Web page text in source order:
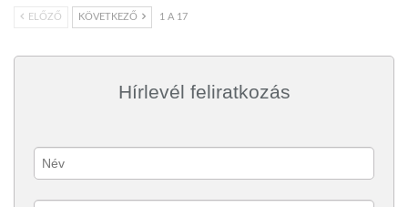
ELŐZŐ KÖVETKEZŐ 1 A 17
Hírlevél feliratkozás